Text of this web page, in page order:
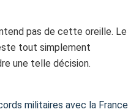
pas de cette oreille. Le
tout simplement
une telle décision.
militaires avec la France